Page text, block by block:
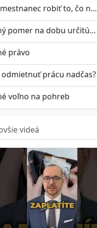
Musí zamestnanec robiť to, čo nemá v popise práce?
Pracovný pomer na dobu určitú a výpovedná doba
právo
prácu nadčas?
voľno na pohreb
videá